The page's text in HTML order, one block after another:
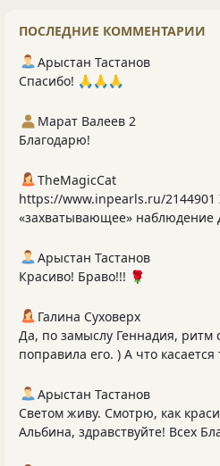
ПОСЛЕДНИЕ КОММЕНТАРИИ
Арыстан Тастанов
Спасибо! 🙏🙏🙏
Марат Валеев 2
Благодарю!
TheMagicCat
https://www.inpearls.ru/2144901
«захватывающее» наблюдение
Арыстан Тастанов
Красиво! Браво!!! 🌹
Галина Суховерх
Да, по замыслу Геннадия, ритм
поправила его. ) А что
Арыстан Тастанов
Светом живу. Смотрю, как
Альбина, здравствуйте! Всех